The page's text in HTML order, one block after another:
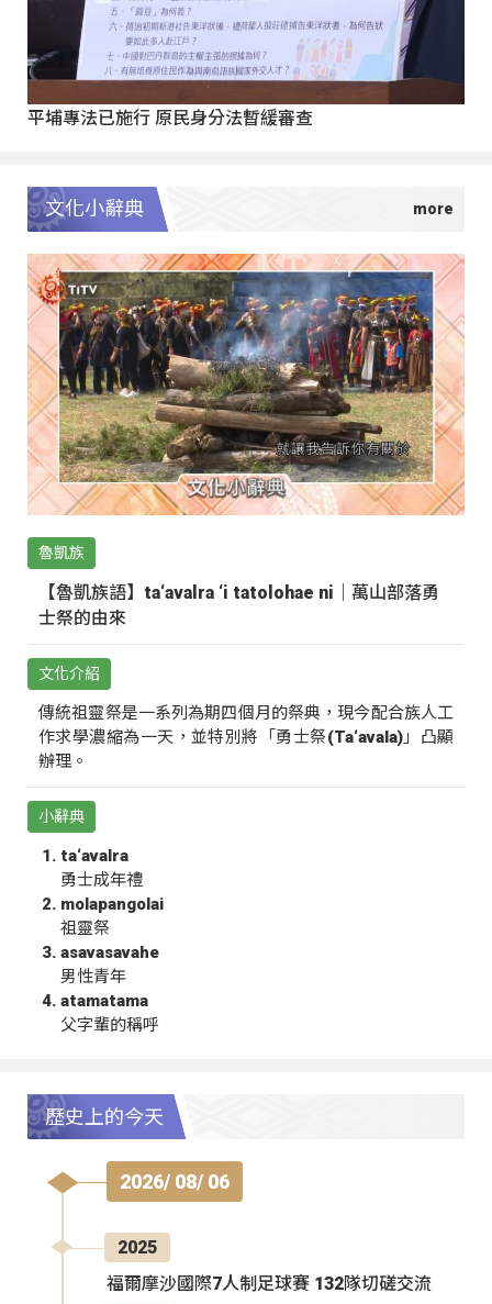
平埔專法已施行 原民身分法暫緩審查
文化小辭典
魯凱族
【魯凱族語】ta‘avalra ‘i tatolohae ni｜萬山部落勇
士祭的由來
文化介紹
傳統祖靈祭是一系列為期四個月的祭典，現今配合族人工
作求學濃縮為一天，並特別將「勇士祭(Ta‘avala)」凸顯
辦理。
小辭典
ta‘avalra
勇士成年禮
molapangolai
祖靈祭
asavasavahe
男性青年
atamatama
父字輩的稱呼
歷史上的今天
2026/ 08/ 06
2025
福爾摩沙國際7人制足球賽 132隊切磋交流